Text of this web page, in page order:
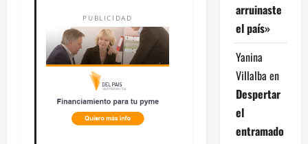
PUBLICIDAD
arruinaste
el país»
Yanina
Villalba en
Despertar
el
entramado